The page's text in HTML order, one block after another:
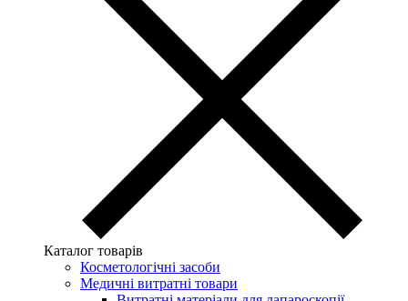
Каталог товарів
Косметологічні засоби
Медичні витратні товари